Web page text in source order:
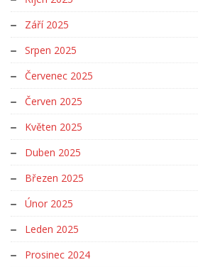
Září 2025
Srpen 2025
Červenec 2025
Červen 2025
Květen 2025
Duben 2025
Březen 2025
Únor 2025
Leden 2025
Prosinec 2024